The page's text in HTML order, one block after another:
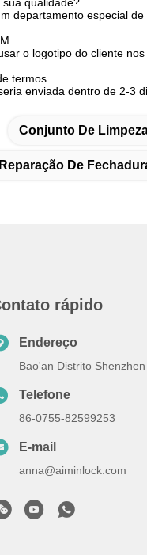
departamento especial
o logotipo do cliente
termos
enviada dentro de 2-3
Conjunto De
De
rápido
Endereço
Bao'an Distrito Shenzhen
Telefone
86-0755-82599253
E-mail
anna@aiminlock.com